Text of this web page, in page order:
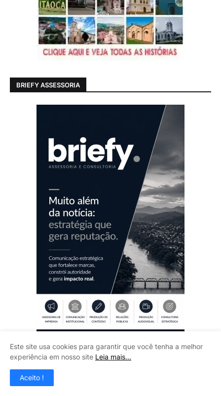
BRIEFY ASSESSORIA
TERÇOS PERSONALIZADOS
Este site usa cookies para garantir que você tenha a melhor
experiência em nosso site Leia mais...
Aceito !